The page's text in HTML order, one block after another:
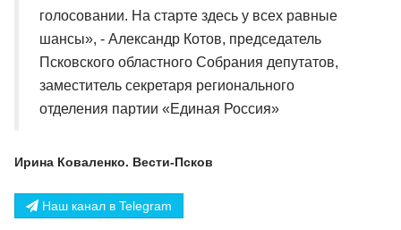
голосовании. На старте здесь у всех равные
шансы», - Александр Котов, председатель
Псковского областного Собрания депутатов,
заместитель секретаря регионального
отделения партии «Единая Россия»
Ирина Коваленко. Вести-Псков
Наш канал в Telegram